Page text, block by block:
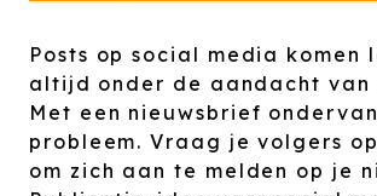
Posts op social media komen
altijd onder de aandacht van
Met een nieuwsbrief
probleem. Vraag je volgers
om zich aan te melden op je